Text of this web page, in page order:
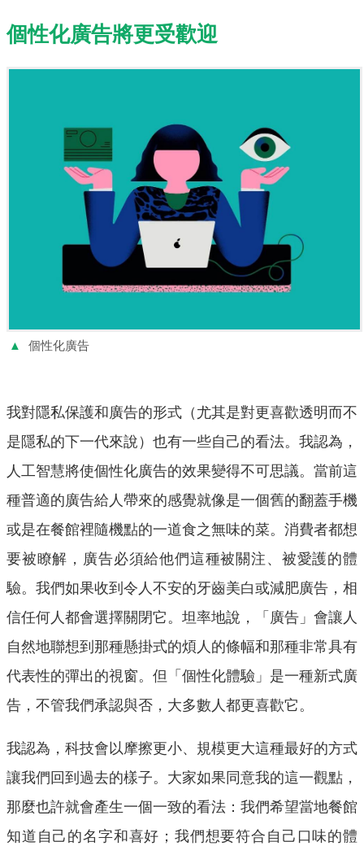
個性化廣告將更受歡迎
▲ 個性化廣告
我對隱私保護和廣告的形式（尤其是對更喜歡透明而不
是隱私的下一代來說）也有一些自己的看法。我認為，
人工智慧將使個性化廣告的效果變得不可思議。當前這
種普適的廣告給人帶來的感覺就像是一個舊的翻蓋手機
或是在餐館裡隨機點的一道食之無味的菜。消費者都想
要被瞭解，廣告必須給他們這種被關注、被愛護的體
驗。我們如果收到令人不安的牙齒美白或減肥廣告，相
信任何人都會選擇關閉它。坦率地說，「廣告」會讓人
自然地聯想到那種懸掛式的煩人的條幅和那種非常具有
代表性的彈出的視窗。但「個性化體驗」是一種新式廣
告，不管我們承認與否，大多數人都更喜歡它。
我認為，科技會以摩擦更小、規模更大這種最好的方式
讓我們回到過去的樣子。大家如果同意我的這一觀點，
那麼也許就會產生一個一致的看法：我們希望當地餐館
知道自己的名字和喜好；我們想要符合自己口味的體